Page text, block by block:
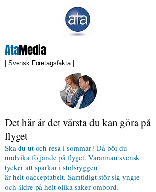
AtaMedia
| Svensk Företagsfakta |
Det här är det värsta du kan göra på
flyget
Ska du ut och resa i sommar? Då bör du
undvika följande på flyget. Varannan svensk
tycker att sparkar i stolsryggen
är helt oacceptabelt. Samtidigt stör sig yngre
och äldre på helt olika saker ombord.